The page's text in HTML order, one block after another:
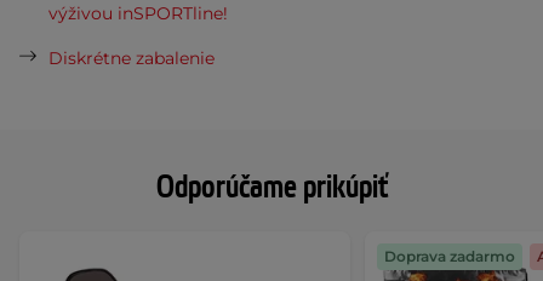
Odporúčame prikúpiť
Doprava zadarmo
výživou inSPORTline!
Diskrétne zabalenie